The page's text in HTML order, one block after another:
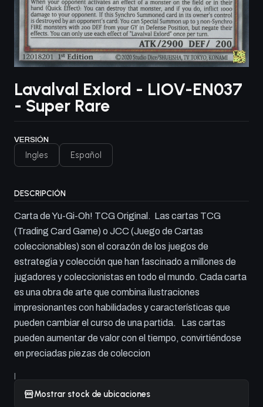
Lavalval Exlord - LIOV-EN037
- Super Rare
VERSIÓN
Ingles Español
DESCRIPCIÓN
Carta de Yu-Gi-Oh! TCG Original. Las cartas TCG
(Trading Card Game) o JCC (Juego de Cartas
coleccionables) son el corazón de los juegos de
estrategia y colección que han fascinado a millones de
jugadores y coleccionistas en todo el mundo. Cada carta
es una obra de arte que combina ilustraciones
impresionantes con habilidades y características que
pueden cambiar el curso de una partida. Las cartas
pueden aumentar de valor con el tiempo, convirtiéndose
en preciadas piezas de coleccion
|
Mostrar stock de ubicaciones